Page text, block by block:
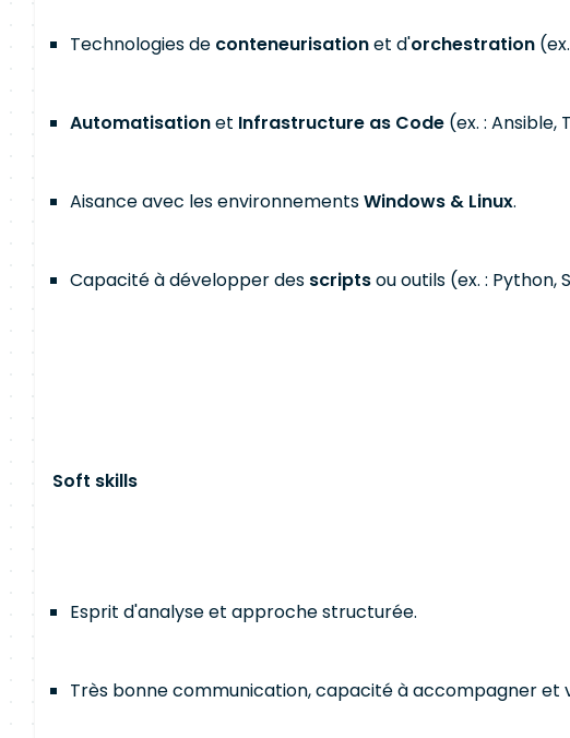
Technologies de conteneurisationet d'orchestration
Automatisationet Infrastructure as Code (ex. :
Aisance avec les environnementsWindows & Linux.
Capacité à développer des scriptsou outils (ex. : Python,
Soft skills
Esprit d'analyse et approche structurée.
Très bonne communication, capacité à accompagner et